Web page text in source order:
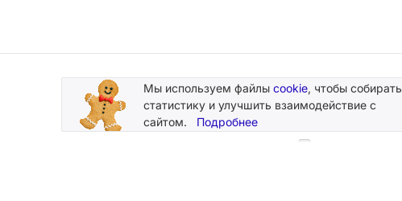
Подписывайтесь
на новости и акции
Мы используем файлы cookie, чтобы собирать
статистику и улучшить взаимодействие с
сайтом. Подробнее